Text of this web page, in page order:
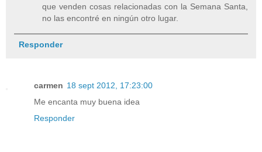
que venden cosas relacionadas con la Semana Santa,
no las encontré en ningún otro lugar.
Responder
carmen 18 sept 2012, 17:23:00
Me encanta muy buena idea
Responder